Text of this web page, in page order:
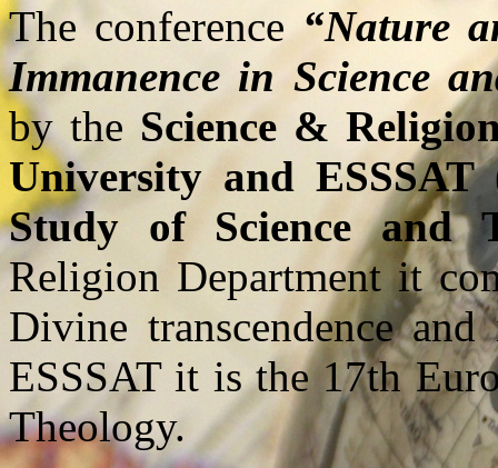
The conference“Nature
Immanence in Science
by the Science &
University and
Study of Science and
Religion Department it
Divine transcendence
ESSSAT it is the 17th
Theology.